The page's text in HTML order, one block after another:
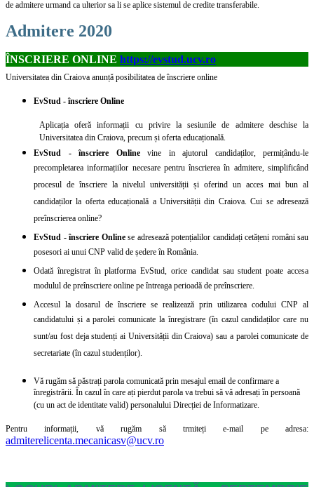
de admitere urmand ca ulterior sa li se aplice sistemul de credite transferabile.
Admitere 2020
ÎNSCRIERE ONLINE https://evstud.ucv.ro
Universitatea din Craiova anunță posibilitatea de înscriere online
EvStud - înscriere Online
Aplicația oferă informații cu privire la sesiunile de admitere deschise la
Universitatea din Craiova, precum și oferta educațională.
EvStud - înscriere Onlinevine in ajutorul candidaților, permițându-le
precompletarea informațiilor necesare pentru înscrierea în admitere, simplificând
procesul de înscriere la nivelul universității și oferind un acces mai bun al
candidaților la oferta educațională a Universității din Craiova. Cui se adresează
preînscrierea online?
EvStud - înscriere Onlinese adresează potențialilor candidați cetățeni români sau
posesori ai unui CNP valid de ședere în România.
Odată înregistrat în platforma EvStud, orice candidat sau student poate accesa
modulul de preînscriere online pe întreaga perioadă de preînscriere.
Accesul la dosarul de înscriere se realizează prin utilizarea codului CNP al
candidatului și a parolei comunicate la înregistrare (în cazul candidaților care nu
sunt/au fost deja studenți ai Universității din Craiova) sau a parolei comunicate de
secretariate (în cazul studenților).
Vă rugăm să păstrați parola comunicată prin mesajul email de confirmare a
înregistrării. În cazul în care ați pierdut parola va trebui să vă adresați în persoană
(cu un act de identitate valid) personalului Direcției de Informatizare.
Pentru informații, vă rugăm să trmiteți e-mail pe adresa:
admiterelicenta.mecanicasv@ucv.ro